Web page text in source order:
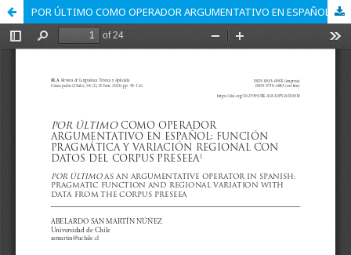
POR ÚLTIMO COMO OPERADOR ARGUMENTATIVO EN ESPAÑOL: FUNCIÓN PRAGMÁTICA Y VARIACIÓN REGIONAL CON DATOS DEL CORPUS PRESEEA